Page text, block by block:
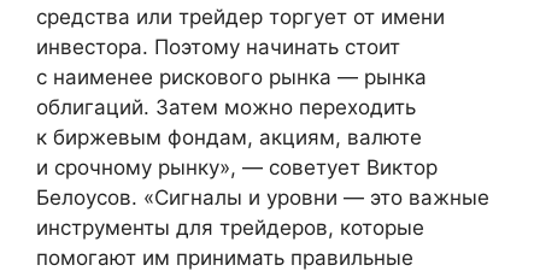
средства или трейдер торгует от имени
инвестора. Поэтому начинать стоит
с наименее рискового рынка — рынка
облигаций. Затем можно переходить
к биржевым фондам, акциям, валюте
и срочному рынку», — советует Виктор
Белоусов. «Сигналы и уровни — это важные
инструменты для трейдеров, которые
помогают им принимать правильные